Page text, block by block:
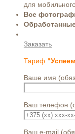
для
Все
Заказать
Тариф
Ваше имя
Ваш телефон
Ваш e-mail